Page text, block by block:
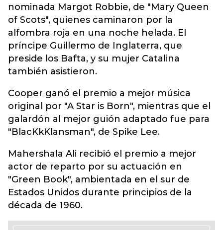
nominada Margot Robbie, de "Mary Queen
of Scots", quienes caminaron por la
alfombra roja en una noche helada. El
príncipe Guillermo de Inglaterra, que
preside los Bafta, y su mujer Catalina
también asistieron.
Cooper ganó el premio a mejor música
original por "A Star is Born", mientras que el
galardón al mejor guión adaptado fue para
"BlacKkKlansman", de Spike Lee.
Mahershala Ali recibió el premio a mejor
actor de reparto por su actuación en
"Green Book", ambientada en el sur de
Estados Unidos durante principios de la
década de 1960.